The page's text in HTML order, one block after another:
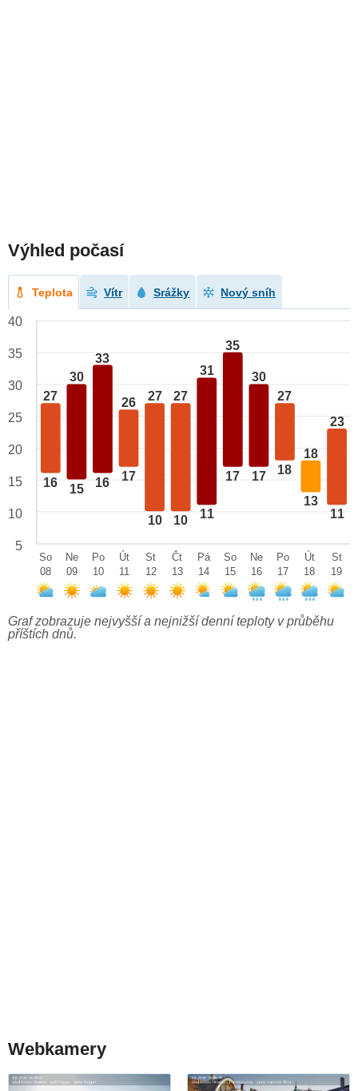
Výhled počasí
Teplota Vítr Srážky Nový sníh
27
16
30
15
33
16
26
17
27
10
27
10
31
11
35
17
30
17
27
18
18
13
23
11
40
35
30
25
20
15
10
5
So
08
Ne
09
Po
10
Út
11
St
12
Čt
13
Pá
14
So
15
Ne
16
Po
17
Út
18
St
19
Graf zobrazuje nejvyšší a nejnižší denní teploty v průběhu
příštích dnů.
Webkamery